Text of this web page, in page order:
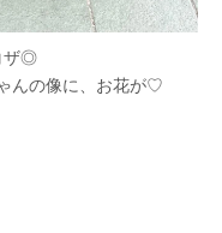
ザ◎
んの像に、お花が♡